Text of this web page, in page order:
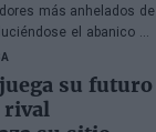
más anhelados de
el abanico de
su futuro
rival